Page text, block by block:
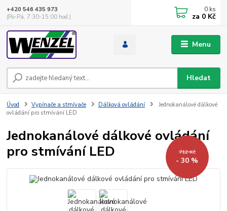
Menu
Hledat
+420 546 435 973
(Po-Pá, 7:30-15:00 hod.)
0 ks
za 0 Kč
Úvod Vypínače a stmívače Dálková ovládání
Jednokanálové dálkové
ovládání pro stmívání LED
Jednokanálové dálkové ovládání
pro stmívání LED
712 Kč
- 30 %